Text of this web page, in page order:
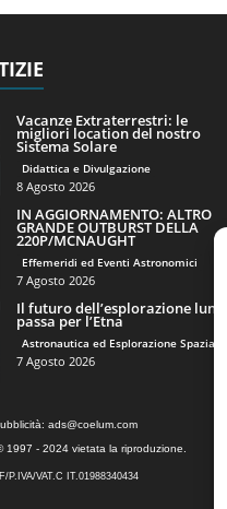
Vacanze Extraterrestri: le
migliori location del nostro
Sistema Solare
Didattica e Divulgazione
8 Agosto 2026
IN AGGIORNAMENTO: ALTRO
GRANDE OUTBURST DELLA
220P/MCNAUGHT
Effemeridi ed Eventi Astronomici
7 Agosto 2026
Il futuro dell’esplorazione
passa per l’Etna
Astronautica ed Esplorazione Spaziale
7 Agosto 2026
ads@coelum.com
1997 - 2024 vietata la riproduzione.
P.IVA/VAT.C IT.01988340434